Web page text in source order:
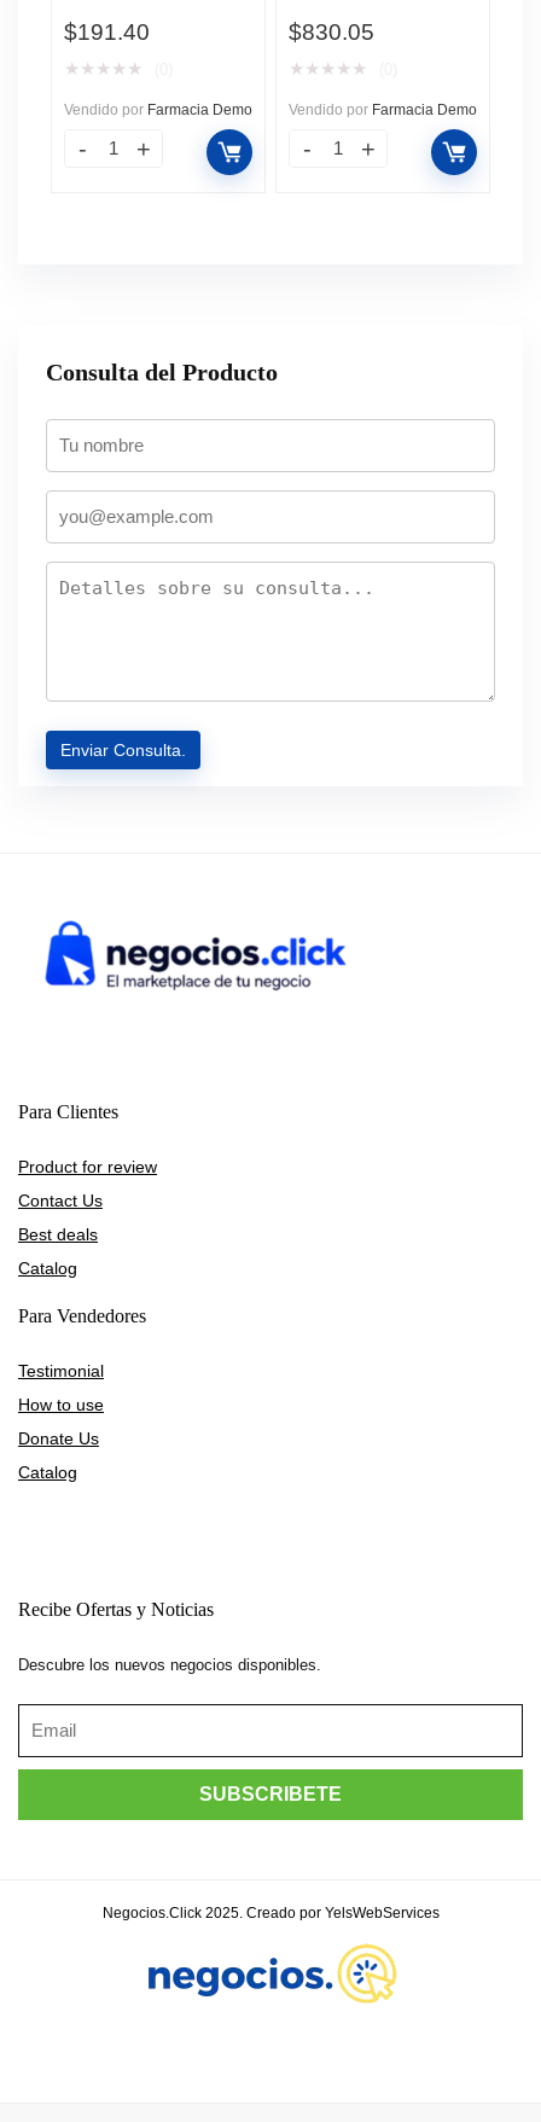
$191.40
★ ★ ★ ★ ★
Vendido por Farmacia Demo
$830.05
★ ★ ★ ★ ★
Vendido por Farmacia Demo
Consulta del Producto
Para Clientes
Product for review
Contact Us
Best deals
Catalog
Para Vendedores
Testimonial
How to use
Donate Us
Catalog
Recibe Ofertas y Noticias
Descubre los nuevos negocios disponibles.
Negocios.Click 2025. Creado por YelsWebServices